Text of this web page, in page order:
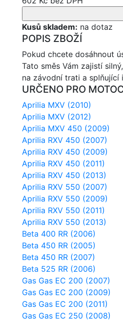
Kusů skladem: na dotaz
POPIS ZBOŽÍ
Pokud chcete dosáhnout
Tato směs Vám zajistí
na závodní trati a
URČENO PRO
Aprilia MXV (2010)
Aprilia MXV (2012)
Aprilia MXV 450 (2009)
Aprilia RXV 450 (2007)
Aprilia RXV 450 (2009)
Aprilia RXV 450 (2011)
Aprilia RXV 450 (2013)
Aprilia RXV 550 (2007)
Aprilia RXV 550 (2009)
Aprilia RXV 550 (2011)
Aprilia RXV 550 (2013)
Beta 400 RR (2006)
Beta 450 RR (2005)
Beta 450 RR (2007)
Beta 525 RR (2006)
Gas Gas EC 200 (2007)
Gas Gas EC 200 (2009)
Gas Gas EC 200 (2011)
Gas Gas EC 250 (2008)